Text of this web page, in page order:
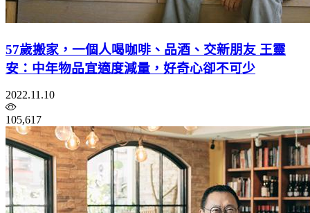
57歲搬家，一個人喝咖啡、品酒、交新朋友 王靈
安：中年物品宜適度減量，好奇心卻不可少
2022.11.10
105,617